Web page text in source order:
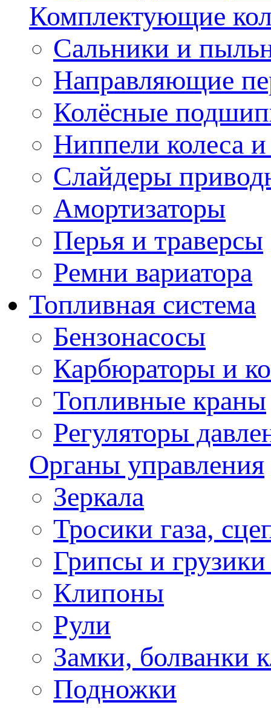
Комплектующие
Сальники и
Направляющие
Колёсные
Ниппели колеса
Слайдеры
Амортизаторы
Перья и траверсы
Ремни вариатора
Топливная система
Бензонасосы
Карбюраторы и
Топливные краны
Регуляторы
Органы управления
Зеркала
Тросики газа,
Грипсы и грузики
Клипоны
Рули
Замки, болванки
Подножки